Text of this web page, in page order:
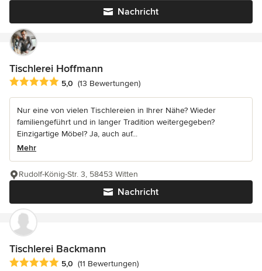
Nachricht
Tischlerei Hoffmann
Durchschnittliche Bewertung: 5 von 5 Sternen
5,0 (13 Bewertungen)
Nur eine von vielen Tischlereien in Ihrer Nähe? Wieder
familiengeführt und in langer Tradition weitergegeben?
Einzigartige Möbel? Ja, auch auf...
Mehr
Nachricht
Rudolf-König-Str. 3, 58453 Witten
Tischlerei Backmann
Durchschnittliche Bewertung: 5 von 5 Sternen
5,0 (11 Bewertungen)